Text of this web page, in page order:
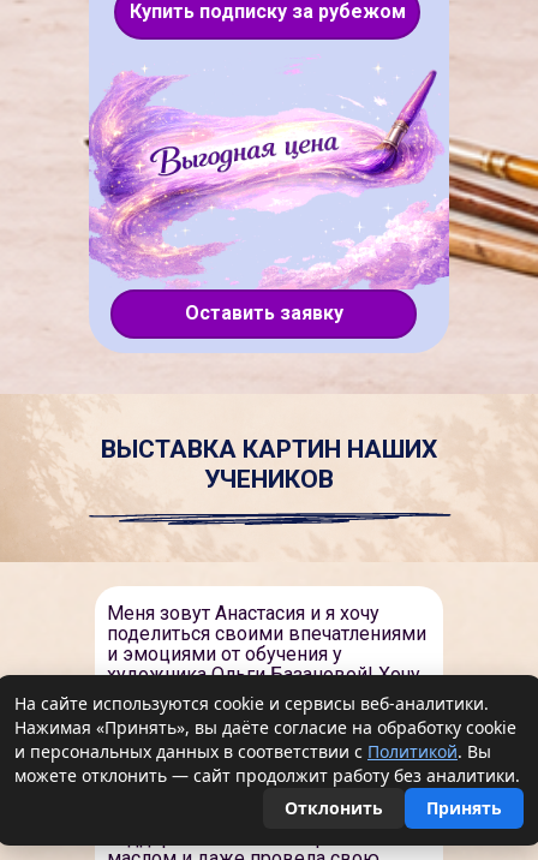
Оставить заявку
Купить подписку за рубежом
ВЫСТАВКА КАРТИН НАШИХ
УЧЕНИКОВ
Меня зовут Анастасия и я хочу
поделиться своими впечатлениями
и эмоциями от обучения у
художника Ольги Базановой! Хочу
выразить слова благодарности
Ольге и её творческой группе за их
потрясающие проекты! Это не
просто мастер-классы, а
полноценное обучение, которое
открывает двери в мир творчества
и вдохновения. Благодаря вашей
На сайте используются cookie и сервисы веб-аналитики.
Нажимая «Принять», вы даёте согласие на обработку cookie
и персональных данных в соответствии с Политикой. Вы
можете отклонить — сайт продолжит работу без аналитики.
Отклонить
Принять